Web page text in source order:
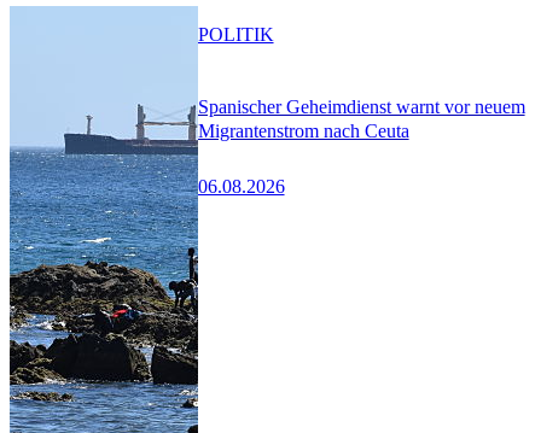
Spanischer Geheimdienst warnt vor neuem
Migrantenstrom nach Ceuta
06.08.2026
POLITIK